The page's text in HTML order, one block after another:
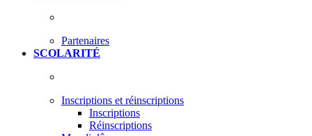
Partenaires
SCOLARITÉ
Inscriptions et réinscriptions
Inscriptions
Réinscriptions